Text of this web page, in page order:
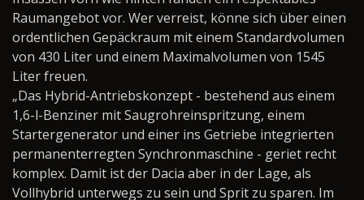
Raumangebot vor. Wer verreist, könne sich über einen
ordentlichen Gepäckraum mit einem Standardvolumen
von 430 Liter und einem Maximalvolumen von 1545
Liter freuen.
„Das Hybrid-Antriebskonzept - bestehend aus einem
1,6-l-Benziner mit Saugrohreinspritzung, einem
Startergenerator und einer ins Getriebe integrierten
permanenterregten Synchronmaschine - geriet recht
komplex. Damit ist der Dacia aber in der Lage, als
Vollhybrid unterwegs zu sein und Sprit zu sparen. Im